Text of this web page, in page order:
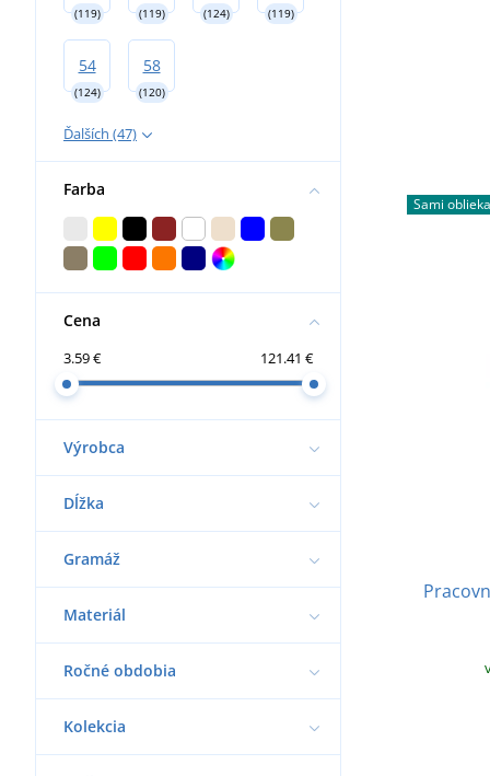
(119) (119) (124) (119)
54
(124)
58
(120)
Ďalších (47)
Farba
Cena
3.59 € 121.41 €
Výrobca
Dĺžka
Gramáž
Materiál
Ročné obdobia
Kolekcia
Sami